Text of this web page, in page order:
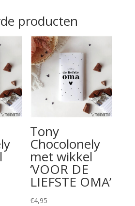
producten
Tony
Chocolonely
met wikkel
‘VOOR DE
LIEFSTE OMA’
€4,95